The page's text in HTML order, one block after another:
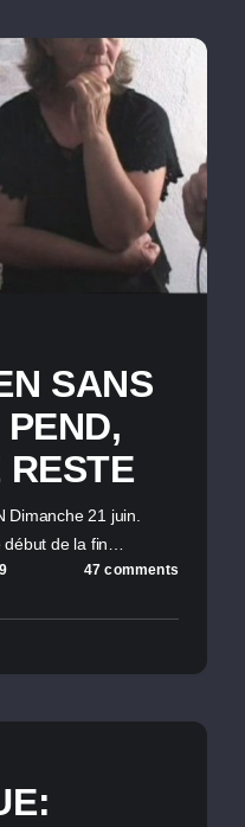
SANS
Dimanche 21 juin.
début de la fin…
47 comments